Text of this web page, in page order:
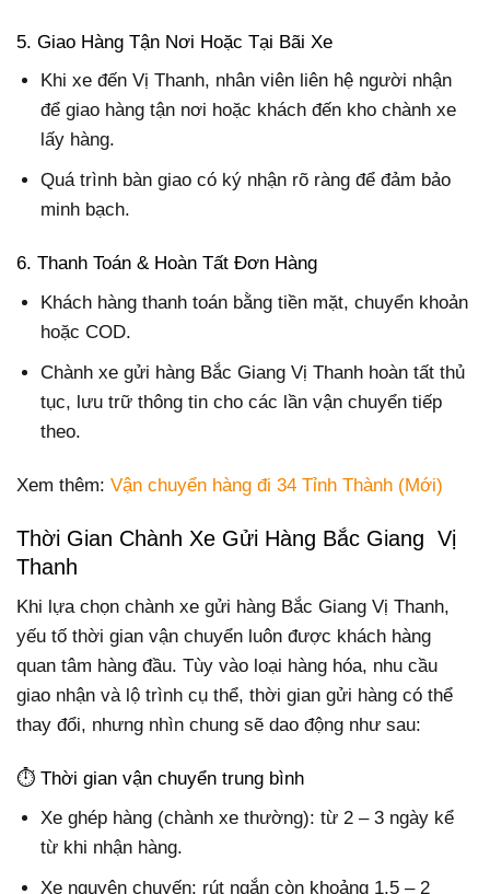
5. Giao Hàng Tận Nơi Hoặc Tại Bãi Xe
Khi xe đến Vị Thanh, nhân viên liên hệ người nhận
để giao hàng tận nơi hoặc khách đến kho chành xe
lấy hàng.
Quá trình bàn giao có ký nhận rõ ràng để đảm bảo
minh bạch.
6. Thanh Toán & Hoàn Tất Đơn Hàng
Khách hàng thanh toán bằng tiền mặt, chuyển khoản
hoặc COD.
Chành xe gửi hàng Bắc Giang Vị Thanh hoàn tất thủ
tục, lưu trữ thông tin cho các lần vận chuyển tiếp
theo.
Xem thêm: Vận chuyển hàng đi 34 Tỉnh Thành (Mới)
Thời Gian Chành Xe Gửi Hàng Bắc Giang Vị
Thanh
Khi lựa chọn chành xe gửi hàng Bắc Giang Vị Thanh,
yếu tố thời gian vận chuyển luôn được khách hàng
quan tâm hàng đầu. Tùy vào loại hàng hóa, nhu cầu
giao nhận và lộ trình cụ thể, thời gian gửi hàng có thể
thay đổi, nhưng nhìn chung sẽ dao động như sau:
⏱️ Thời gian vận chuyển trung bình
Xe ghép hàng (chành xe thường): từ 2 – 3 ngày kể
từ khi nhận hàng.
Xe nguyên chuyến: rút ngắn còn khoảng 1,5 – 2